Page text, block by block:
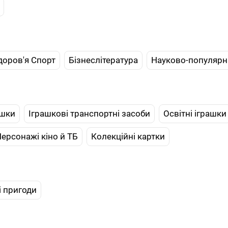
Спорт Бізнеслітература Науково-
Іграшкові транспортні засоби Освітні іграшки
кіно й ТБ Колекційні картки
пригоди